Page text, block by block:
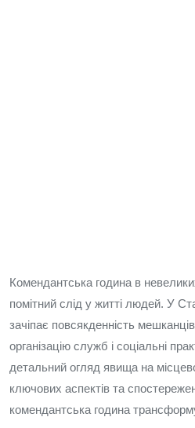
Комендантська година в
помітний слід у житті людей. У
зачіпає повсякденність
організацію служб і соціальні
детальний огляд явища на
ключових аспектів та
комендантська година